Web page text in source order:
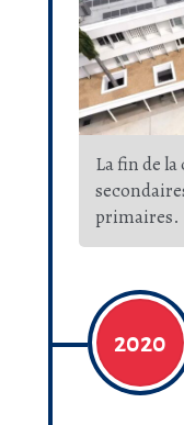
La fin de
primaires.
2020